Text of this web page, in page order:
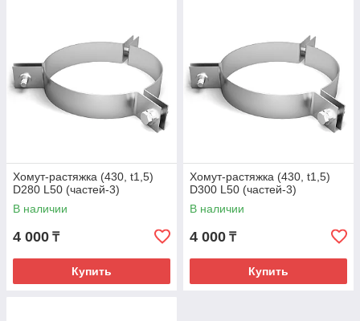
Хомут-растяжка (430, t1,5)
D280 L50 (частей-3)
В наличии
4 000 ₸
Купить
Хомут-растяжка (430, t1,5)
D300 L50 (частей-3)
В наличии
4 000 ₸
Купить